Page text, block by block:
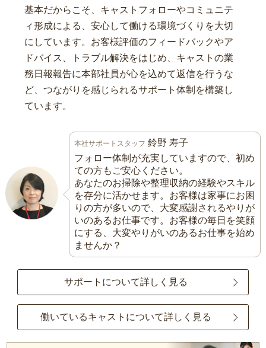
基本だからこそ、キャストフォローやコミュニテ
ィ形成による、安心して働ける環境づくりを大切
にしています。お客様評価のフィードバックやア
ドバイス、トラブル解決をはじめ、キャストの業
務日報報告に本部社員が心を込めて返信を行うな
ど、つながりを感じられるサポート体制を構築し
ています。
本社サポートスタッフ 鈴野 寿子
フォロー体制が充実していますので、初め
ての方もご安心ください。
あなたのお掃除や整理収納の経験やスキル
を存分に活かせます。お客様は家事にお困
りの方が多いので、大変感謝されるやりが
いのあるお仕事です。お客様の毎日を笑顔
にする、大変やりがいのあるお仕事を始め
ませんか？
サポートについて詳しく見る
働いているキャストについて詳しく見る